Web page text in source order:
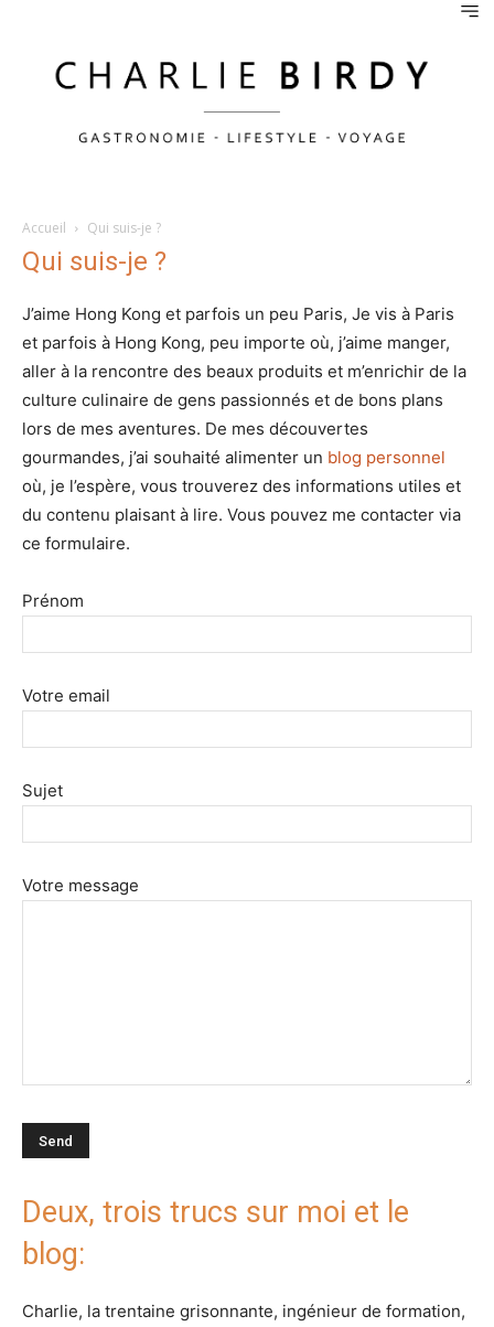
Accueil Qui suis-je ?
Qui suis-je ?
J’aime Hong Kong et parfois un peu Paris, Je vis à Paris
et parfois à Hong Kong, peu importe où, j’aime manger,
aller à la rencontre des beaux produits et m’enrichir de la
culture culinaire de gens passionnés et de bons plans
lors de mes aventures. De mes découvertes
gourmandes, j’ai souhaité alimenter un blog personnel
où, je l’espère, vous trouverez des informations utiles et
du contenu plaisant à lire. Vous pouvez me contacter via
ce formulaire.
Prénom
Votre email
Sujet
Votre message
Deux, trois trucs sur moi et le
blog:
Charlie, la trentaine grisonnante, ingénieur de formation,